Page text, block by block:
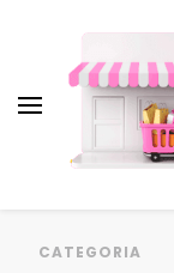
artesãs!
CATEGORIA